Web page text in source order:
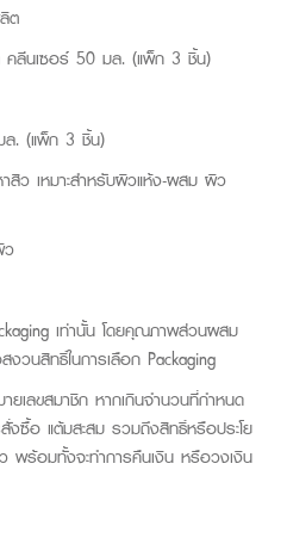
ต
คลีนเซอร์ 50 มล. (แพ็ก 3 ชิ้น)
ล. (แพ็ก 3 ชิ้น)
ว เหมาะสำหรับผิวแห้ง-ผสม ผิว
ว
เท่านั้น โดยคุณภาพส่วนผสม
นสิทธิ์ในการเลือก Packaging
เลขสมาชิก หากเกินจำนวนที่กำหนด
งซื้อ แต้มสะสม รวมถึงสิทธิ์หรือประโย
พร้อมทั้งจะทำการคืนเงิน หรือวงเงิน